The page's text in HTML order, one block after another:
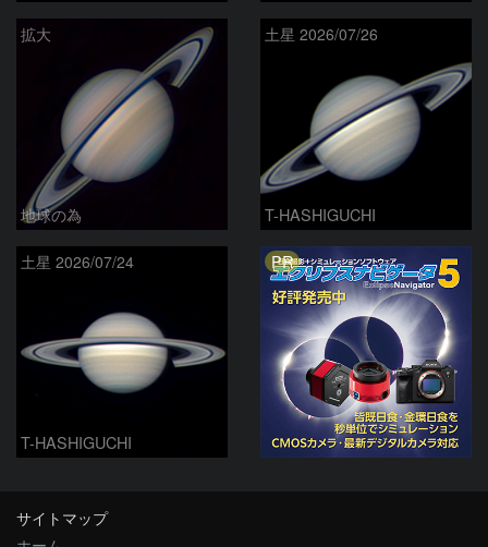
拡大
地球の為
土星 2026/07/26
T-HASHIGUCHI
土星 2026/07/24
T-HASHIGUCHI
PR
サイトマップ